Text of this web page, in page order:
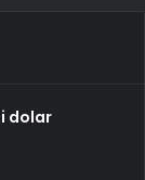
dolar